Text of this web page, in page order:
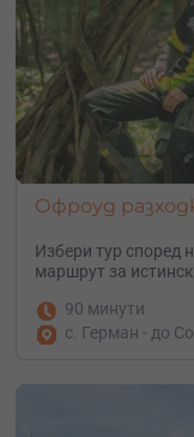
Офроуд
Избери тур според
маршрут за
90 минути
с. Герман - до